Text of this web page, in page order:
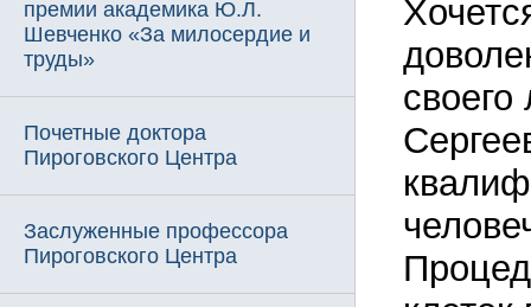
премии академика Ю.Л.
Шевченко «За милосердие и
труды»
Почетные доктора
Пироговского Центра
Заслуженные профессора
Пироговского Центра